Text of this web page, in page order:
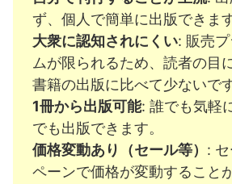
ず、個人で簡単に出版できます
大衆に認知されにくい: 販売
ムが限られるため、読者の目
書籍の出版に比べて少ないです
1冊から出版可能: 誰でも気軽
でも出版できます。
価格変動あり（セール等） :
ペーンで価格が変動すること